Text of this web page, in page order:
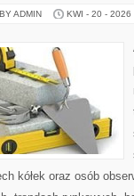
ADMIN KWI - 20 - 2026
kółek oraz osób